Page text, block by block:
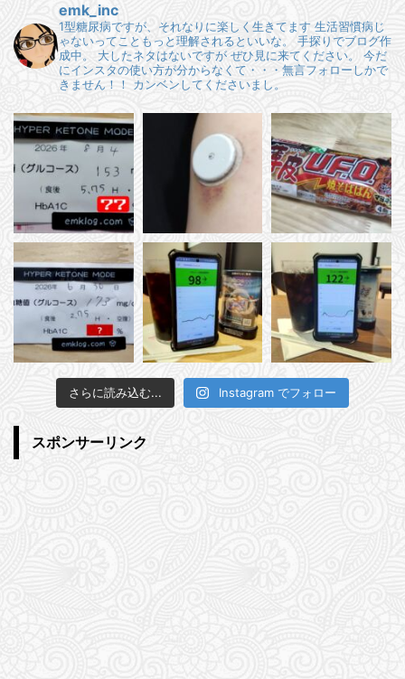
emk_inc
1型糖尿病ですが、それなりに楽しく生きてます 生活習慣病じ
ゃないってこともっと理解されるといいな。
手探りでブログ作
成中。
大したネタはないですが ぜひ見に来てください。
今だ
にインスタの使い方が分からなくて・・・無言フォローしかで
きません！！
カンベンしてくださいまし。
さらに読み込む... Instagram でフォロー
スポンサーリンク